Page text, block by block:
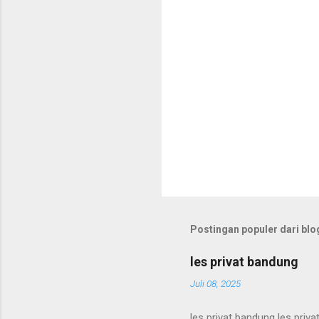
Postingan populer dari
les privat bandung
Juli 08, 2025